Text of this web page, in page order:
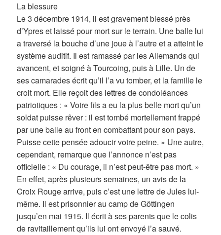
La blessure
Le 3 décembre 1914, il est gravement blessé près
d’Ypres et laissé pour mort sur le terrain. Une balle lui
a traversé la bouche d’une joue à l’autre et a atteint le
système auditif. Il est ramassé par les Allemands qui
avancent, et soigné à Tourcoing, puis à Lille. Un de
ses camarades écrit qu’il l’a vu tomber, et la famille le
croit mort. Elle reçoit des lettres de condoléances
patriotiques : « Votre fils a eu la plus belle mort qu’un
soldat puisse rêver : il est tombé mortellement frappé
par une balle au front en combattant pour son pays.
Puisse cette pensée adoucir votre peine. » Une autre,
cependant, remarque que l’annonce n’est pas
officielle : « Du courage, il n’est peut-être pas mort. »
En effet, après plusieurs semaines, un avis de la
Croix Rouge arrive, puis c’est une lettre de Jules lui-
même. Il est prisonnier au camp de Göttingen
jusqu’en mai 1915. Il écrit à ses parents que le colis
de ravitaillement qu’ils lui ont envoyé l’a sauvé.